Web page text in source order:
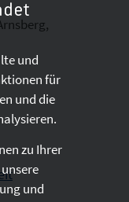
und
für
und die
zu Ihrer
und